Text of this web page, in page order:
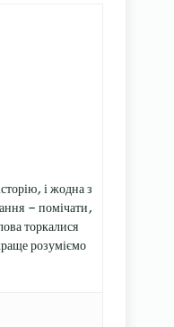
і жодна з
— помічати,
торкалися
розуміємо